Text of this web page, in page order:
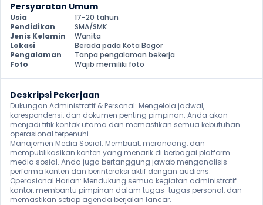
Persyaratan Umum
Usia
17-20 tahun
Pendidikan
SMA/SMK
Jenis Kelamin
Wanita
Lokasi
Berada pada Kota Bogor
Pengalaman
Tanpa pengalaman bekerja
Foto
Wajib memiliki foto
Deskripsi Pekerjaan
Dukungan Administratif & Personal: Mengelola jadwal,
korespondensi, dan dokumen penting pimpinan. Anda akan
menjadi titik kontak utama dan memastikan semua kebutuhan
operasional terpenuhi.
Manajemen Media Sosial: Membuat, merancang, dan
mempublikasikan konten yang menarik di berbagai platform
media sosial. Anda juga bertanggung jawab menganalisis
performa konten dan berinteraksi aktif dengan audiens.
Operasional Harian: Mendukung semua kegiatan administratif
kantor, membantu pimpinan dalam tugas-tugas personal, dan
memastikan setiap agenda berjalan lancar.